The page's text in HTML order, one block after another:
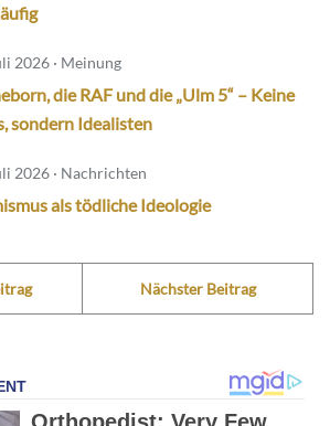
2026 · Meinung
die RAF und die „Ulm 5“ – Keine
sondern Idealisten
2026 · Nachrichten
als tödliche Ideologie
Nächster Beitrag